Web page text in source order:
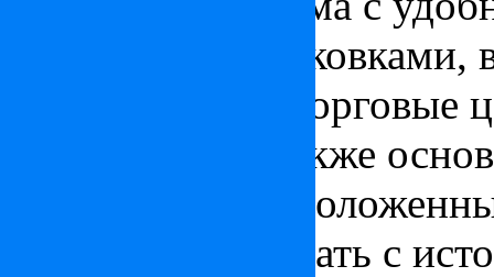
подземными парковками,
бизнес центры,
сооружения, а также
учреждения
району соперничать с